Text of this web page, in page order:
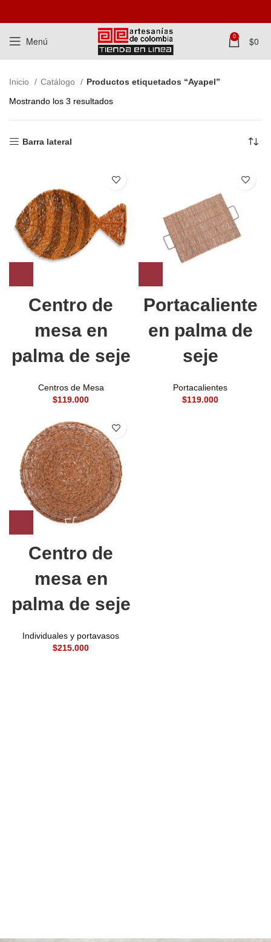
Menú 0 $0
Inicio Catálogo
Productos etiquetados “Ayapel”
Mostrando los 3 resultados
Barra lateral
Centro de
mesa en
palma de seje
Centros de Mesa
$
Portacaliente
en palma de
seje
Portacalientes
$
Centro de
mesa en
palma de seje
Individuales y portavasos
$